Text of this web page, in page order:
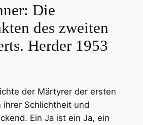
Die
des zweiten
Herder 1953
der Märtyrer der ersten
ihrer Schlichtheit und
Ein Ja ist ein Ja, ein